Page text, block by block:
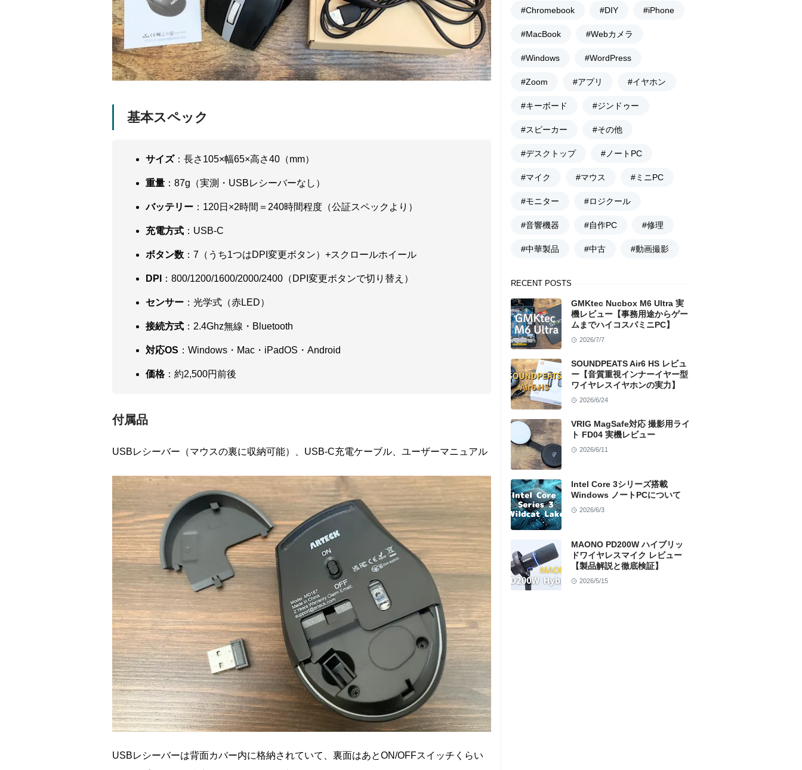
基本スペック
サイズ：長さ105×幅65×高さ40（mm）
重量 ：87g（実測・USBレシーバーなし）
バッテリー ：120日×2時間＝240時間程度（公証スペックより）
充電方式 ：USB-C
ボタン数 ：7（うち1つはDPI変更ボタン）+スクロールホイール
DPI ：800/1200/1600/2000/2400（DPI変更ボタンで切り替え）
センサー ：光学式（赤LED）
接続方式 ：2.4Ghz無線・Bluetooth
対応OS ：Windows・Mac・iPadOS・Android
価格：約2,500円前後
付属品
USBレシーバー（マウスの裏に収納可能）、USB-C充電ケーブル、ユーザーマニュアル
USBレシーバーは背面カバー内に格納されていて、裏面はあとON/OFFスイッチくらい
#Chromebook #DIY #iPhone
#MacBook #Webカメラ
#Windows #WordPress
#Zoom #アプリ #イヤホン
#キーボード #ジンドゥー
#スピーカー #その他
#デスクトップ #ノートPC
#マイク #マウス #ミニPC
#モニター #ロジクール
#音響機器 #自作PC #修理
#中華製品 #中古 #動画撮影
RECENT POSTS
GMKtec Nucbox M6 Ultra 実
機レビュー【事務用途からゲー
ムまでハイコスパミニPC】
2026/7/7
SOUNDPEATS Air6 HS レビュ
ー【音質重視インナーイヤー型
ワイヤレスイヤホンの実力】
2026/6/24
VRIG MagSafe対応 撮影用ライ
ト FD04 実機レビュー
2026/6/11
Intel Core 3シリーズ搭載
Windows ノートPCについて
2026/6/3
MAONO PD200W ハイブリッ
ドワイヤレスマイク レビュー
【製品解説と徹底検証】
2026/5/15